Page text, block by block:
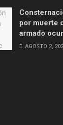
por muerte
armado
AGOSTO 2,